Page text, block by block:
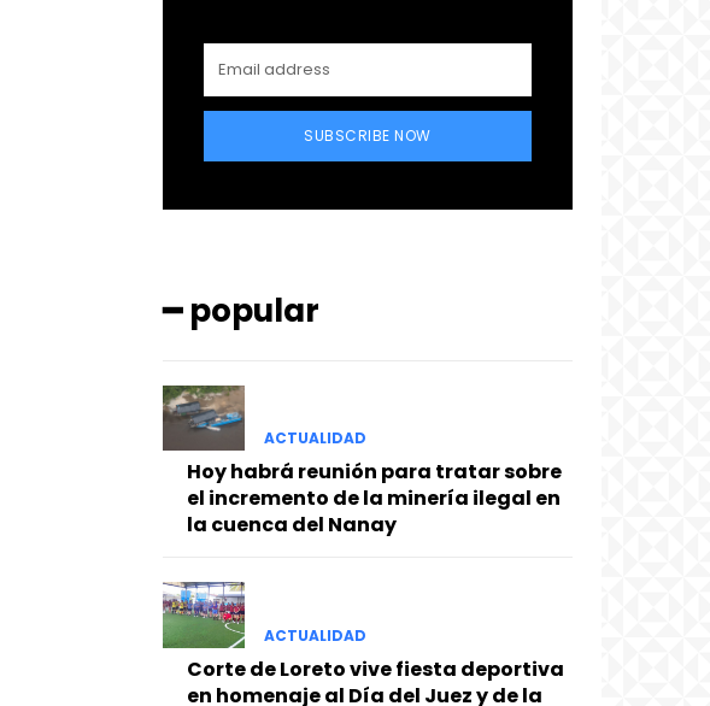
SUBSCRIBE NOW
━ popular
ACTUALIDAD
Hoy habrá reunión para tratar sobre
el incremento de la minería ilegal en
la cuenca del Nanay
ACTUALIDAD
Corte de Loreto vive fiesta deportiva
en homenaje al Día del Juez y de la